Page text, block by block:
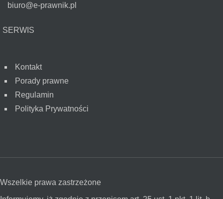
biuro@e-prawnik.pl
SERWIS
Kontakt
Porady prawne
Regulamin
Polityka Prywatności
Wszelkie prawa zastrzeżone